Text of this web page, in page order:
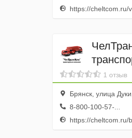
https://cheltcom.ru/
1 отзыв
Брянск, улица
8-800-100-57-...
https://cheltcom.ru/